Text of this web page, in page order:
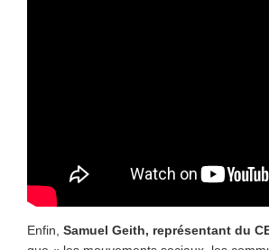
Enfin, Samuel Geith, représentant du